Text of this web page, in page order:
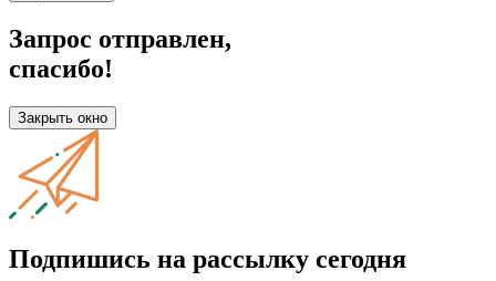
Запрос отправлен,
спасибо!
Закрыть окно
Подпишись на рассылку сегодня